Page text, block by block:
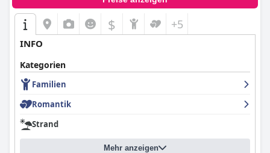
$ +5
INFO
Kategorien
Familien
Romantik
Strand
Mehr anzeigen